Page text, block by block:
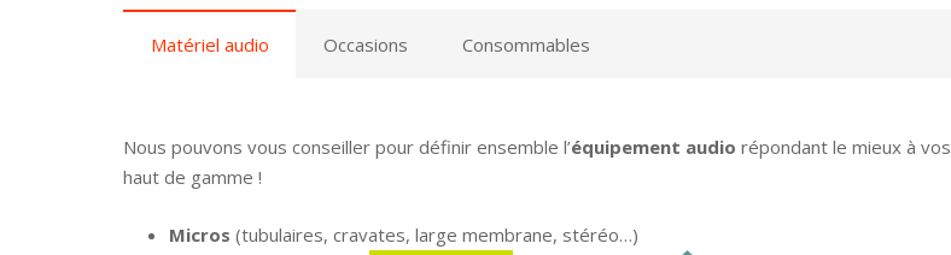
Matériel audio Occasions Consommables
Nous pouvons vous conseiller pour définir ensemble l’équipement audio répondant le mieux à vos
haut de gamme !
Micros (tubulaires, cravates, large membrane, stéréo…)